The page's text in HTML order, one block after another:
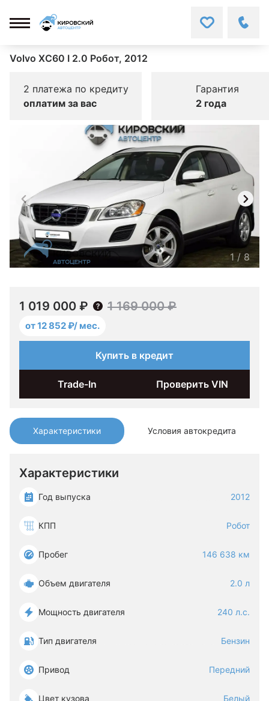
Volvo XC60 I 2.0 Робот, 2012
2 платежа по кредиту
оплатим за вас
Гарантия
2 года
Характеристики Условия автокредита
Характеристики
Год выпуска 2012
КПП Робот
Пробег 146 638 км
Объем двигателя 2.0 л
Мощность двигателя 240 л.с.
Тип двигателя Бензин
Привод Передний
Цвет кузова Белый
1 / 8
1 019 000 ₽ 1 169 000 ₽
от 12 852 ₽/ мес.
Купить в кредит
Trade-In Проверить VIN